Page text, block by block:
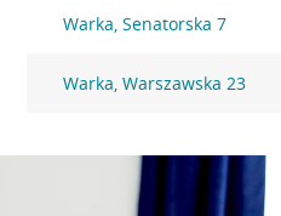
Warka, Senatorska 7
Warka, Warszawska 23